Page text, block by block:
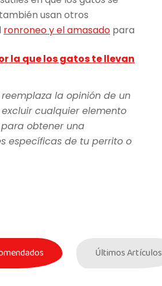
usan otros
ronroneo y el amasado para
la que los gatos te llevan
la opinión de un
cualquier elemento
obtener una
específicas de tu perrito o
Últimos Artículos